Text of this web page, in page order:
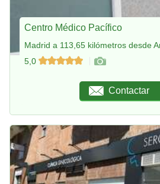
Centro Médico Pacífico
Madrid a 113,65 kilómetros desde
5,0
Contactar